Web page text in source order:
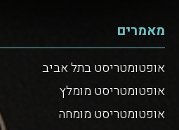
מאמרים
אופטומטריסט בתל אביב
אופטומטריסט מומלץ
אופטומטריסט מומחה